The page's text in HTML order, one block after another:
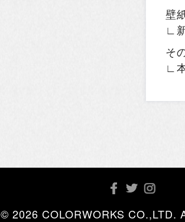
壁
∟
そ
∟
© 2026 COLORWORKS CO.,LTD.